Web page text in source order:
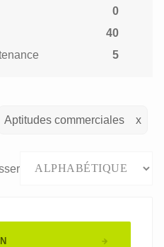
0
40
5
Aptitudes commerciales